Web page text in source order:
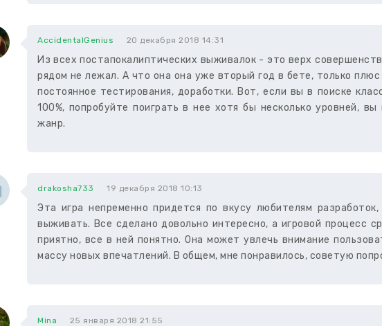
AccidentalGenius 20 декабря 2018 14:31
Из всех постапокалиптических выживалок - это верх
рядом не лежал. А что она она уже вторый год в бете, только
постоянное тестирования, доработки. Вот, если вы в поиске
100%, попробуйте поиграть в нее хотя бы несколько уровней,
жанр.
drakosha733 19 декабря 2018 10:13
Эта игра непременно придется по вкусу любителям
выживать. Все сделано довольно интересно, а игровой процесс
приятно, все в ней понятно. Она может увлечь внимание
массу новых впечатлений. В общем, мне понравилось, советую
Mina 25 января 2018 21:55